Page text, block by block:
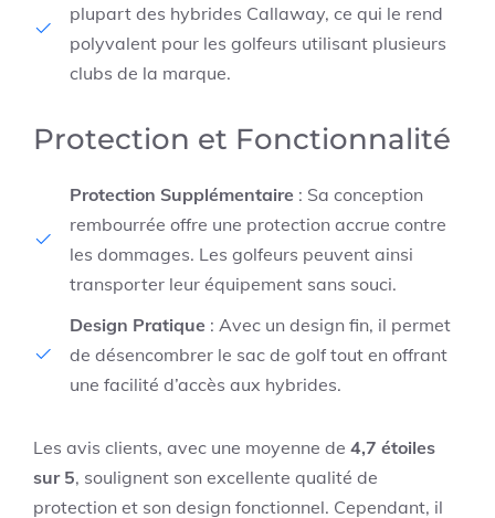
plupart des hybrides Callaway, ce qui le rend
polyvalent pour les golfeurs utilisant plusieurs
clubs de la marque.
Protection et Fonctionnalité
Protection Supplémentaire : Sa conception
rembourrée offre une protection accrue contre
les dommages. Les golfeurs peuvent ainsi
transporter leur équipement sans souci.
Design Pratique : Avec un design fin, il permet
de désencombrer le sac de golf tout en offrant
une facilité d’accès aux hybrides.
Les avis clients, avec une moyenne de 4,7 étoiles
sur 5, soulignent son excellente qualité de
protection et son design fonctionnel. Cependant, il